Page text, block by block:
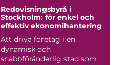
Redovisningsbyrå i
Stockholm: för enkel och
effektiv ekonomihantering
Att driva företag i en
dynamisk och
snabbföränderlig stad som